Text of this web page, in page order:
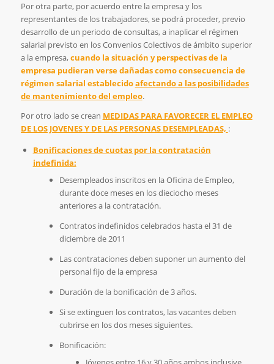
Por otra parte, por acuerdo entre la empresa y los
representantes de los trabajadores, se podrá proceder, previo
desarrollo de un periodo de consultas, a inaplicar el régimen
salarial previsto en los Convenios Colectivos de ámbito superior
a la empresa,cuando la situación y perspectivas de la
empresa pudieran verse dañadas como consecuencia de
régimen salarial establecidoafectando a las posibilidades
de mantenimiento del empleo.
Por otro lado se crean MEDIDAS PARA FAVORECER EL EMPLEO
DE LOS JOVENES Y DE LAS PERSONAS DESEMPLEADAS, :
Bonificaciones de cuotas por la contratación
indefinida:
Desempleados inscritos en la Oficina de Empleo,
durante doce meses en los dieciocho meses
anteriores a la contratación.
Contratos indefinidos celebrados hasta el 31 de
diciembre de 2011
Las contrataciones deben suponer un aumento del
personal fijo de la empresa
Duración de la bonificación de 3 años.
Si se extinguen los contratos, las vacantes deben
cubrirse en los dos meses siguientes.
Bonificación: